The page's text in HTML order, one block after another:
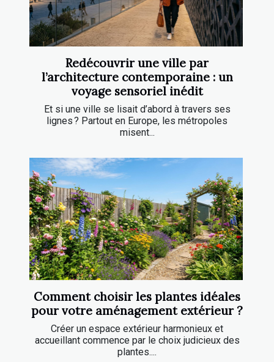
Redécouvrir une ville par
l’architecture contemporaine : un
voyage sensoriel inédit
Et si une ville se lisait d’abord à travers ses
lignes ? Partout en Europe, les métropoles
misent...
Comment choisir les plantes idéales
pour votre aménagement extérieur ?
Créer un espace extérieur harmonieux et
accueillant commence par le choix judicieux des
plantes....